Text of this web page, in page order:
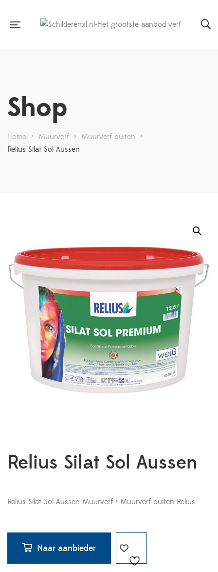
Shop
Home > Muurverf > Muurverf buiten >
Relius Silat Sol Aussen
Relius Silat Sol Aussen
Relius Silat Sol Aussen Muurverf > Muurverf buiten Relius
Naar aanbieder